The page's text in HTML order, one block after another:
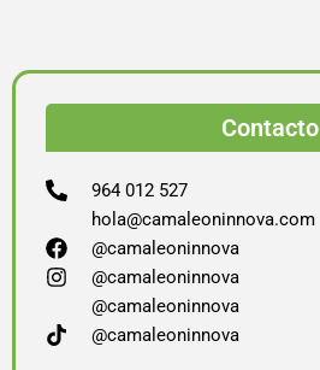
Contacto
964 012 527
hola@camaleoninnova.com
@camaleoninnova
@camaleoninnova
@camaleoninnova
@camaleoninnova